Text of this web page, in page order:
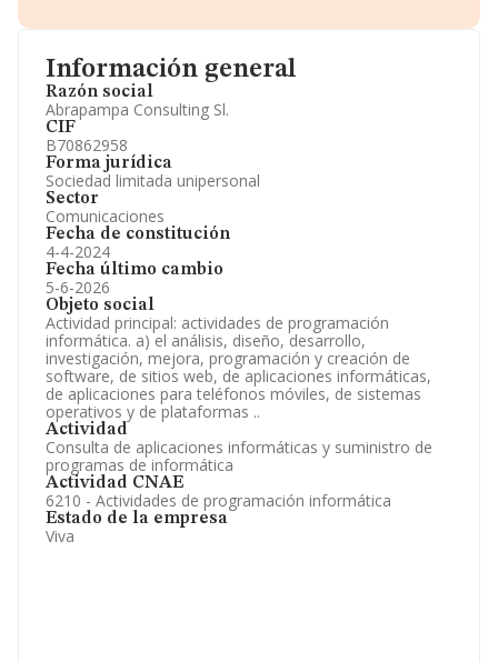
Información general
Razón social
Abrapampa Consulting Sl.
CIF
B70862958
Forma jurídica
Sociedad limitada unipersonal
Sector
Comunicaciones
Fecha de constitución
4-4-2024
Fecha último cambio
5-6-2026
Objeto social
Actividad principal: actividades de programación
informática. a) el análisis, diseño, desarrollo,
investigación, mejora, programación y creación de
software, de sitios web, de aplicaciones informáticas,
de aplicaciones para teléfonos móviles, de sistemas
operativos y de plataformas ..
Actividad
Consulta de aplicaciones informáticas y suministro de
programas de informática
Actividad CNAE
6210 - Actividades de programación informática
Estado de la empresa
Viva
Información oficial y registral complementaria.